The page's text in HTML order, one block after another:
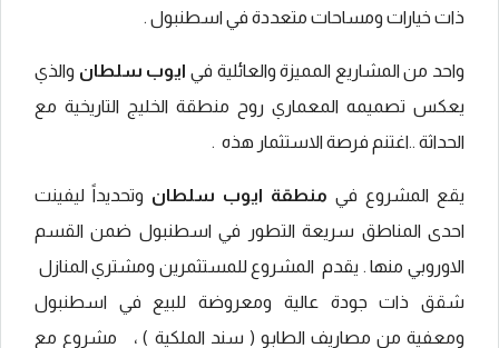
ذات خيارات ومساحات متعددة في اسطنبول .
واحد من المشاريع المميزة والعائلية في ايوب سلطان والذي
يعكس تصميمه المعماري روح منطقة الخليج التاريخية مع
الحداثة ..اغتنم فرصة الاستثمار هذه .
يقع المشروع في منطقة ايوب سلطان وتحديداً ليفينت
احدى المناطق سريعة التطور في اسطنبول ضمن القسم
الاوروبي منها . يقدم المشروع للمستثمرين ومشتري المنازل
شقق ذات جودة عالية ومعروضة للبيع في اسطنبول
ومعفية من مصاريف الطابو ( سند الملكية ) ، مشروع مع